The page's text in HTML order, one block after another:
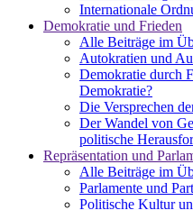
Internationale
Demokratie und Frieden
Alle Beiträge im
Autokratien und
Demokratie durch
Demokratie?
Die Versprechen
Der Wandel von
politische
Repräsentation und
Alle Beiträge im
Parlamente und
Politische Kultur